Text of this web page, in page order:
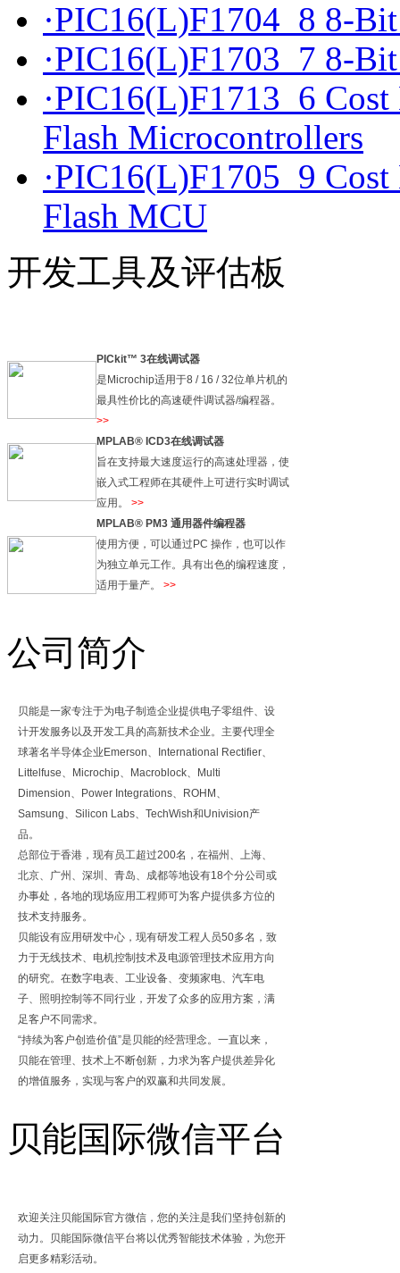
·PIC16(L)F1704_8 8-
·PIC16(L)F1703_7 8-
·PIC16(L)F1713_6
Flash Microcontrollers
·PIC16(L)F1705_9
Flash MCU
开发工具及评估板
PICkit™ 3在线调试器
是Microchip适用于8 / 16 / 32位单片机的
最具性价比的高速硬件调试器/编程器。
>>
MPLAB® ICD3在线调试器
旨在支持最大速度运行的高速处理器，使
嵌入式工程师在其硬件上可进行实时调试
应用。
>>
MPLAB® PM3 通用器件编程器
使用方便，可以通过PC 操作，也可以作
为独立单元工作。具有出色的编程速度，
适用于量产。
>>
公司简介
贝能是一家专注于为电子制造企业提供电子零组件、设
计开发服务以及开发工具的高新技术企业。主要代理全
球著名半导体企业Emerson、International Rectifier、
Littelfuse、Microchip、Macroblock、Multi
Dimension、Power Integrations、ROHM、
Samsung、Silicon Labs、TechWish和Univision产
品。
总部位于香港，现有员工超过200名，在福州、上海、
北京、广州、深圳、青岛、成都等地设有18个分公司或
办事处，各地的现场应用工程师可为客户提供多方位的
技术支持服务。
贝能设有应用研发中心，现有研发工程人员50多名，致
力于无线技术、电机控制技术及电源管理技术应用方向
的研究。在数字电表、工业设备、变频家电、汽车电
子、照明控制等不同行业，开发了众多的应用方案，满
足客户不同需求。
“持续为客户创造价值”是贝能的经营理念。一直以来，
贝能在管理、技术上不断创新，力求为客户提供差异化
的增值服务，实现与客户的双赢和共同发展。
贝能国际微信平台
欢迎关注贝能国际官方微信，您的关注是我们坚持创新的
动力。贝能国际微信平台将以优秀智能技术体验，为您开
启更多精彩活动。